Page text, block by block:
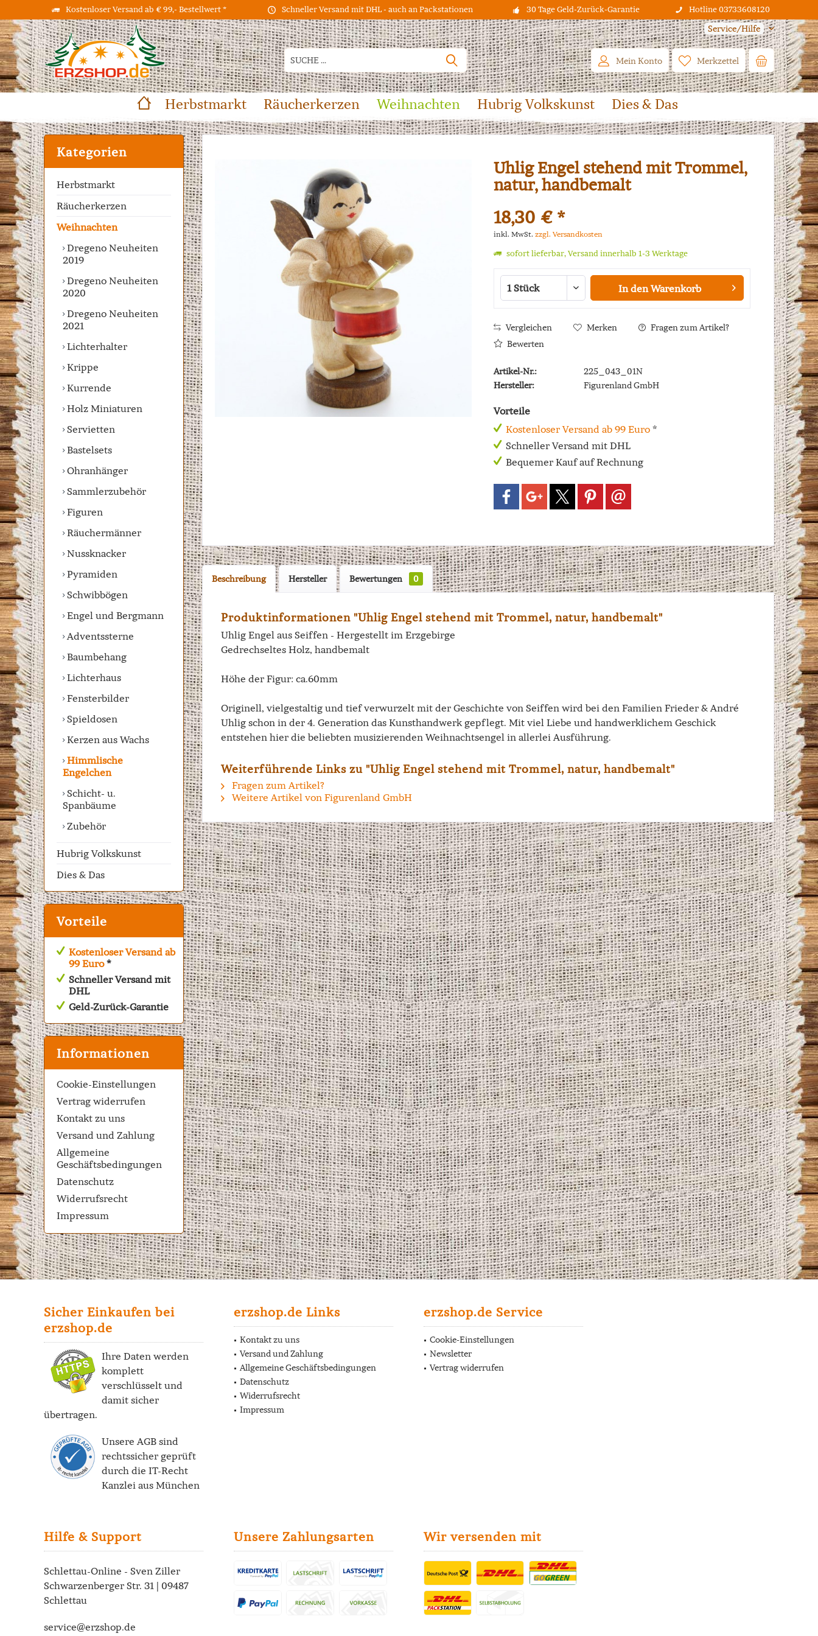
Kostenloser Versand ab € 99,- Bestellwert * Schneller Versand mit DHL - auch an Packstationen 30 Tage Geld-Zurück-Garantie Hotline 03733608120
Service/Hilfe
Merkzettel
Mein Konto
Herbstmarkt Räucherkerzen Weihnachten Hubrig Volkskunst Dies & Das
Kategorien
Herbstmarkt
Räucherkerzen
Weihnachten
Dregeno Neuheiten
2019
Dregeno Neuheiten
2020
Dregeno Neuheiten
2021
Lichterhalter
Krippe
Kurrende
Holz Miniaturen
Servietten
Bastelsets
Ohranhänger
Sammlerzubehör
Figuren
Räuchermänner
Nussknacker
Pyramiden
Schwibbögen
Engel und Bergmann
Adventssterne
Baumbehang
Lichterhaus
Fensterbilder
Spieldosen
Kerzen aus Wachs
Himmlische
Engelchen
Schicht- u.
Spanbäume
Zubehör
Hubrig Volkskunst
Dies & Das
Vorteile
Kostenloser Versand ab
99 Euro*
Schneller Versand mit
DHL
Geld-Zurück-Garantie
Informationen
Cookie-Einstellungen
Vertrag widerrufen
Kontakt zu uns
Versand und Zahlung
Allgemeine
Geschäftsbedingungen
Datenschutz
Widerrufsrecht
Impressum
Uhlig Engel stehend mit Trommel,
natur, handbemalt
18,30 € *
inkl. MwSt. zzgl. Versandkosten
sofort lieferbar, Versand innerhalb 1-3 Werktage
In den Warenkorb
Vergleichen Merken
Fragen zum Artikel?
Bewerten
Artikel-Nr.:
225_043_01N
Hersteller:
Figurenland GmbH
Vorteile
Kostenloser Versand ab 99 Euro*
Schneller Versand mit DHL
Bequemer Kauf auf Rechnung
Beschreibung Hersteller Bewertungen 0
Produktinformationen "Uhlig Engel stehend mit Trommel, natur, handbemalt"
Uhlig Engel aus Seiffen - Hergestellt im Erzgebirge
Gedrechseltes Holz, handbemalt
Höhe der Figur: ca.60mm
Originell, vielgestaltig und tief verwurzelt mit der Geschichte von Seiffen wird bei den Familien Frieder & André
Uhlig schon in der 4. Generation das Kunsthandwerk gepflegt. Mit viel Liebe und handwerklichem Geschick
entstehen hier die beliebten musizierenden Weihnachtsengel in allerlei Ausführung.
Weiterführende Links zu "Uhlig Engel stehend mit Trommel, natur, handbemalt"
Fragen zum Artikel?
Weitere Artikel von Figurenland GmbH
Sicher Einkaufen bei
erzshop.de
Ihre Daten werden
komplett
verschlüsselt und
damit sicher
übertragen.
Unsere AGB sind
rechtssicher geprüft
durch die IT-Recht
Kanzlei aus München
erzshop.de Links
Kontakt zu uns
Versand und Zahlung
Allgemeine Geschäftsbedingungen
Datenschutz
Widerrufsrecht
Impressum
erzshop.de Service
Cookie-Einstellungen
Newsletter
Vertrag widerrufen
Hilfe & Support
Schlettau-Online - Sven Ziller
Schwarzenberger Str. 31 | 09487
Schlettau
service@erzshop.de
Unsere Zahlungsarten Wir versenden mit